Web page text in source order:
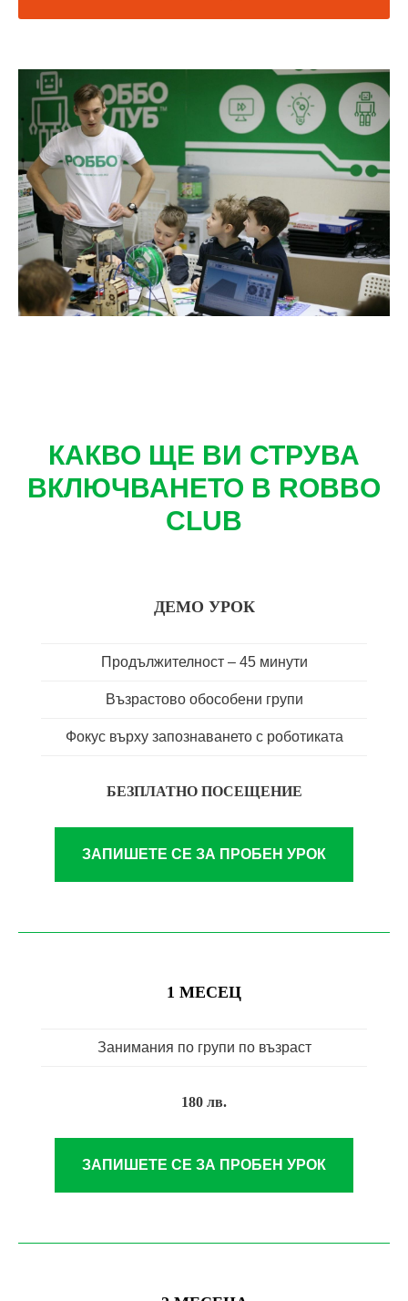
КАКВО ЩЕ ВИ СТРУВА
ВКЛЮЧВАНЕТО В ROBBO
CLUB
ДЕМО УРОК
Продължителност – 45 минути
Възрастово обособени групи
Фокус върху запознаването с роботиката
БЕЗПЛАТНО ПОСЕЩЕНИЕ
ЗАПИШЕТЕ СЕ ЗА ПРОБЕН УРОК
1 МЕСЕЦ
Занимания по групи по възраст
180 лв.
ЗАПИШЕТЕ СЕ ЗА ПРОБЕН УРОК